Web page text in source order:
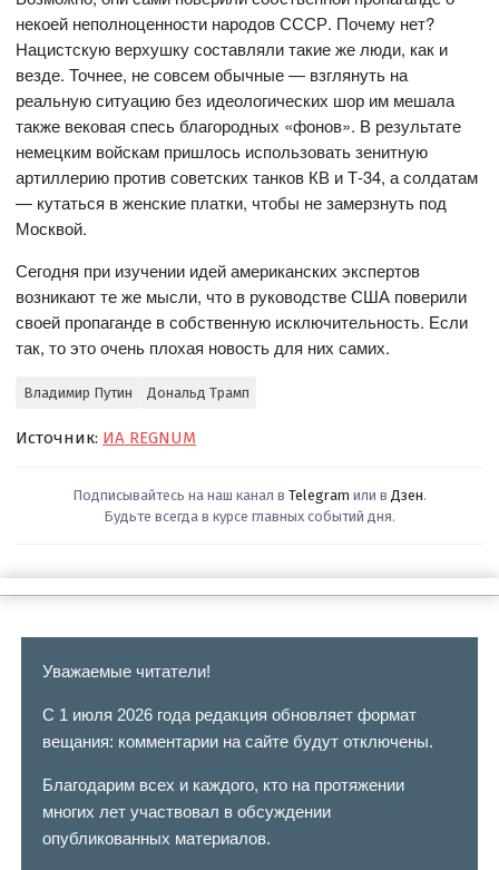
некоей неполноценности народов СССР. Почему нет?
Нацистскую верхушку составляли такие же люди, как и
везде. Точнее, не совсем обычные — взглянуть на
реальную ситуацию без идеологических шор им мешала
также вековая спесь благородных «фонов». В результате
немецким войскам пришлось использовать зенитную
артиллерию против советских танков КВ и Т-34, а солдатам
— кутаться в женские платки, чтобы не замерзнуть под
Москвой.
Сегодня при изучении идей американских экспертов
возникают те же мысли, что в руководстве США поверили
своей пропаганде в собственную исключительность. Если
так, то это очень плохая новость для них самих.
Владимир Путин Дональд Трамп
Источник: ИА REGNUM
Подписывайтесь на наш канал в Telegram или в Дзен.
Будьте всегда в курсе главных событий дня.
Уважаемые читатели!
С 1 июля 2026 года редакция обновляет формат
вещания: комментарии на сайте будут отключены.
Благодарим всех и каждого, кто на протяжении
многих лет участвовал в обсуждении
опубликованных материалов.